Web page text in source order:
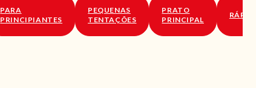
PARA
PRINCIPIANTES
PEQUENAS
TENTAÇÕES
PRATO
PRINCIPAL